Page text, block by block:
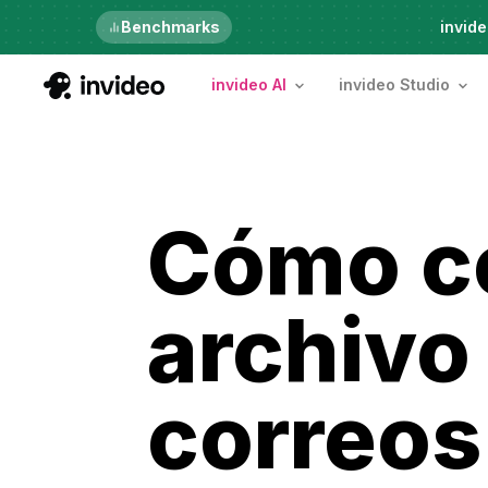
6th Aug, Thursday
Benchmarks
invideo AI invideo Studio
Cómo
archivo